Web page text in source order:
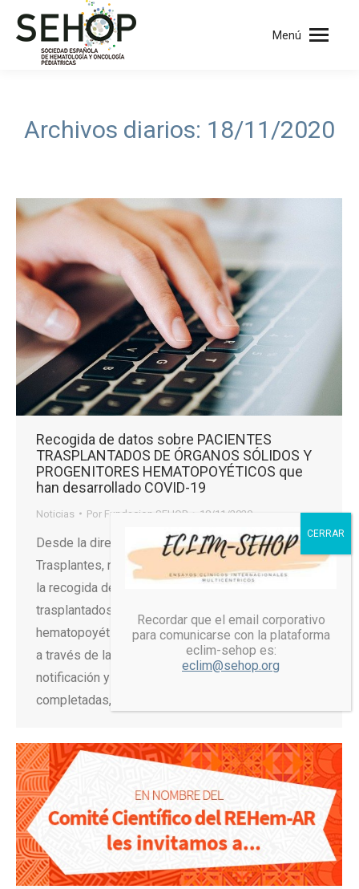
Menú
Archivos diarios: 18/11/2020
Recogida de datos sobre PACIENTES
TRASPLANTADOS DE ÓRGANOS SÓLIDOS Y
PROGENITORES HEMATOPOYÉTICOS que
han desarrollado COVID-19
Noticias Por Fundacion SEHOP 18/11/2020
Desde la dirección de la Organización Nacional de
Trasplantes, nos informan que se encuentra activa
la recogida de datos sobre pacientes
trasplantados de órganos sólidos y progenitores
hematopoyéticos que han desarrollado COVID-19,
a través de las dos fichas siguientes (ficha de
notificación y ficha de seguimiento). Una vez
completadas, la podéis hacer llegar por email…
Recordar que el email corporativo
para comunicarse con la plataforma
eclim-sehop es:
eclim@sehop.org